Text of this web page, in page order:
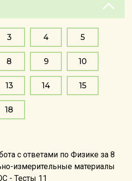
3 4 5
8 9 10
13 14 15
18
с ответами по Физике за 8
измерительные материалы
- Тесты 11